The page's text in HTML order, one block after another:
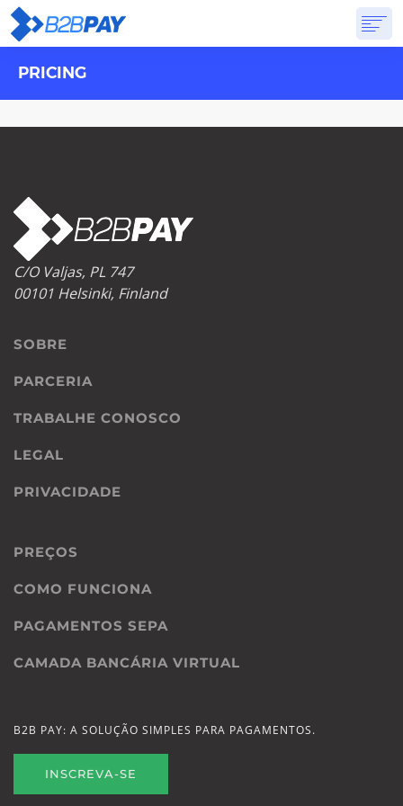
SOBRESOLUÇÕES
PRICING
C/O Valjas, PL 747
00101 Helsinki, Finland
SOBRE
PARCERIA
TRABALHE CONOSCO
LEGAL
PRIVACIDADE
PREÇOS
COMO FUNCIONA
PAGAMENTOS SEPA
CAMADA BANCÁRIA VIRTUAL
B2B PAY: A SOLUÇÃO SIMPLES PARA PAGAMENTOS.
INSCREVA-SE